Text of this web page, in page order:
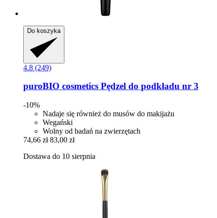
Do koszyka
4.8 (249)
puroBIO cosmetics Pędzel do podkładu nr 3
-10%
Nadaje się również do musów do makijażu
Wegański
Wolny od badań na zwierzętach
74,66 zł 83,00 zł
Dostawa do 10 sierpnia